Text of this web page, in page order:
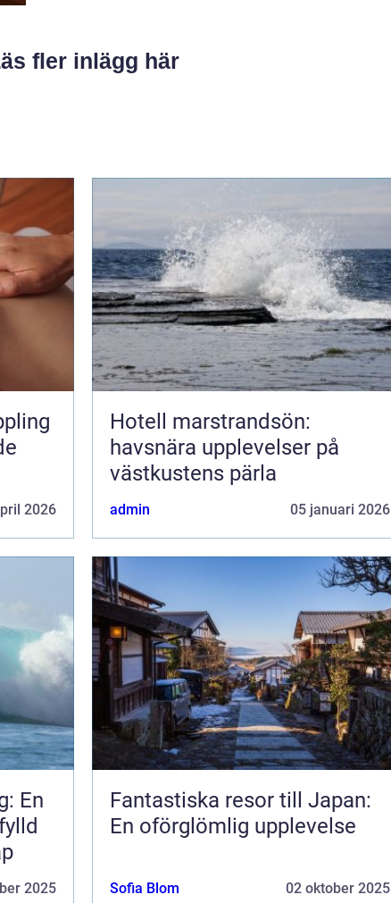
fler inlägg här
2026
Hotell marstrandsön:
havsnära upplevelser på
västkustens pärla
admin 05 januari 2026
En
2025
Fantastiska resor till Japan:
En oförglömlig upplevelse
Sofia Blom 02 oktober 2025